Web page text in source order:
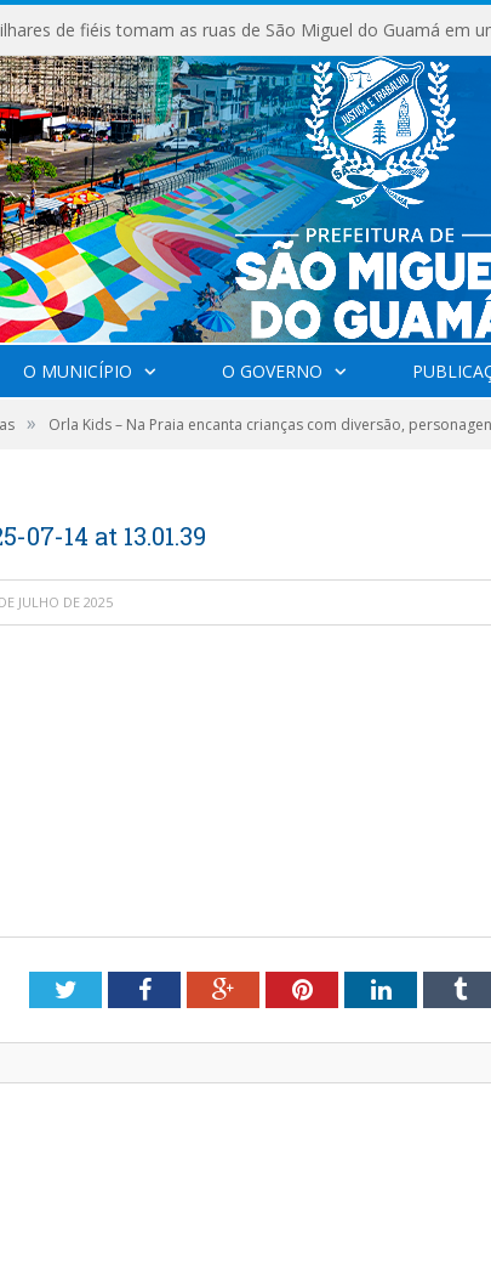
O MUNICÍPIO O GOVERNO
» Orla Kids – Na Praia encanta crianças com diversão,
07-14 at 13.01.39
JULHO DE 2025
TwitterFacebookGoogle+PinterestLinkedIn